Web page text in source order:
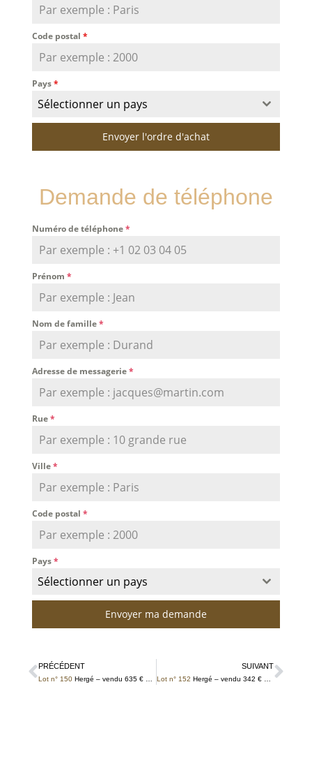
Code postal *
Pays*
Sélectionner un pays
Envoyer l'ordre d'achat
Demande de téléphone
Numéro de téléphone*
Prénom *
Nom de famille*
Adresse de messagerie*
Rue*
Ville*
Code postal *
Pays*
Sélectionner un pays
Envoyer ma demande
PRÉCÉDENT
Lot n° 150 Hergé – vendu 635 € TTC
SUIVANT
Lot n° 152 Hergé – vendu 342 € TTC